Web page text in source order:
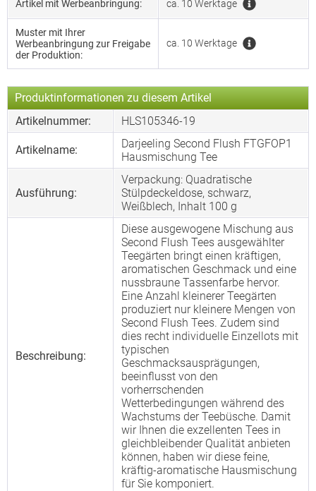
Artikel mit Werbeanbringung: ca. 10 Werktage
Muster mit Ihrer
Werbeanbringung zur Freigabe
der Produktion:
ca. 10 Werktage
Produktinformationen zu diesem Artikel
Artikelnummer:
HLS105346-19
Artikelname:
Darjeeling Second Flush FTGFOP1
Hausmischung Tee
Ausführung:
Verpackung: Quadratische
Stülpdeckeldose, schwarz,
Weißblech, Inhalt 100 g
Beschreibung:
Diese ausgewogene Mischung aus
Second Flush Tees ausgewählter
Teegärten bringt einen kräftigen,
aromatischen Geschmack und eine
nussbraune Tassenfarbe hervor.
Eine Anzahl kleinerer Teegärten
produziert nur kleinere Mengen von
Second Flush Tees. Zudem sind
dies recht individuelle Einzellots mit
typischen
Geschmacksausprägungen,
beeinflusst von den
vorherrschenden
Wetterbedingungen während des
Wachstums der Teebüsche. Damit
wir Ihnen die exzellenten Tees in
gleichbleibender Qualität anbieten
können, haben wir diese feine,
kräftig-aromatische Hausmischung
für Sie komponiert.